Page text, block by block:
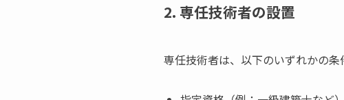
2. 専任技術者の設置
専任技術者は、以下のいずれかの条